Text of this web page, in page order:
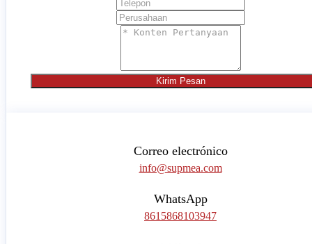
Kirim Pesan
Correo electrónico
info@supmea.com
WhatsApp
8615868103947